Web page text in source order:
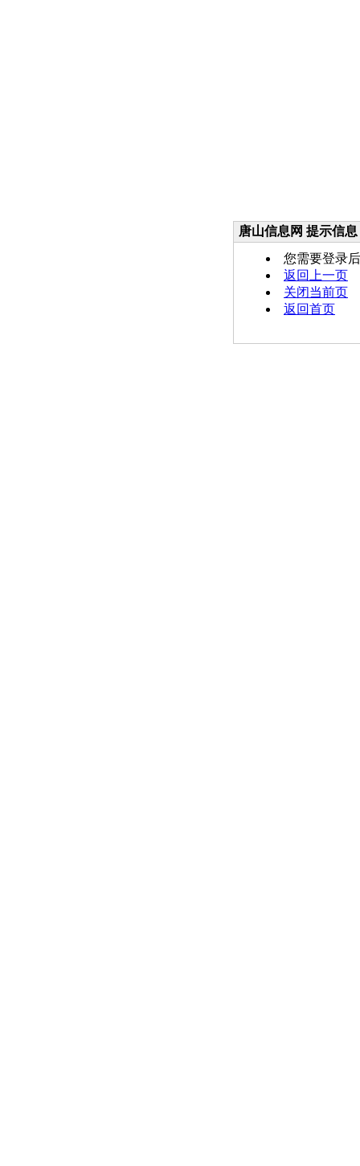
唐山信息网 提示信息
您需要登录
返回上一页
关闭当前页
返回首页